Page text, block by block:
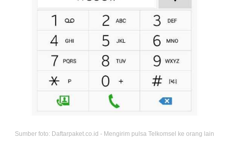
Sumber foto: Daftarpaket.co.id - Mengirim pulsa Telkomsel ke orang lain